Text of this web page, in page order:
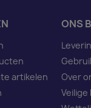
artikelen
ONS
Over